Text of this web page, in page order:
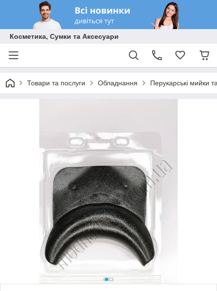
Косметика, Сумки та Аксесуари
Товари та послуги Обладнання Перукарські мийки